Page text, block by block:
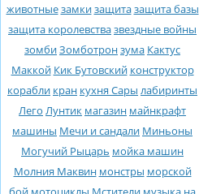
животныезамкизащитазащита базы
защита королевствазвездные войны
зомбиЗомботронзума Кактус
Маккой Кик Бутовский конструктор
корабли кран кухня Сары лабиринты
Лего Лунтик магазин майнкрафт
машины Мечи и сандали Миньоны
Могучий Рыцарь мойка машин
Молния Маквин монстры морской